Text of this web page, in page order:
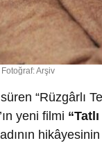
Fotoğraf: Arşiv
“Rüzgârlı
yeni filmi